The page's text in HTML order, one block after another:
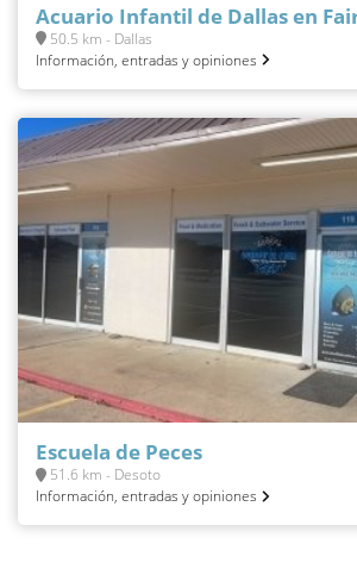
Acuario Infantil de Dallas en
50.5 km - Dallas
Información, entradas y opiniones
Escuela de Peces
51.6 km - Desoto
Información, entradas y opiniones